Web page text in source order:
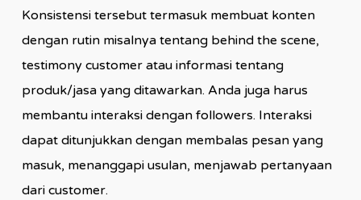
Konsistensi tersebut termasuk membuat konten
dengan rutin misalnya tentang behind the scene,
testimony customer atau informasi tentang
produk/jasa yang ditawarkan. Anda juga harus
membantu interaksi dengan followers. Interaksi
dapat ditunjukkan dengan membalas pesan yang
masuk, menanggapi usulan, menjawab pertanyaan
dari customer.